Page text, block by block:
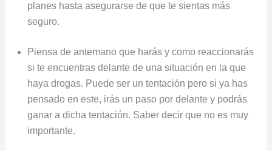
planes hasta asegurarse de que te sientas más
seguro.
Piensa de antemano que harás y como reaccionarás
si te encuentras delante de una situación en la que
haya drogas. Puede ser un tentación pero si ya has
pensado en este, irás un paso por delante y podrás
ganar a dicha tentación. Saber decir que no es muy
importante.